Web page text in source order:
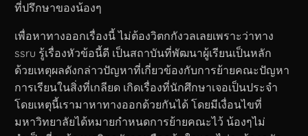
ที่ปรึกษาของน้องๆ
เพื่อหาทางออกเรื่องนี้ ไม่ต้องวิตกกังวลเลยเพราะว่าทาง
ssru รู้เรื่องหัวข้อนี้ดี เป็นสถาบันที่พัฒนาผู้เรียนเป็นหลัก
ด้วยเหตุผลดังกล่าวปัญหาที่เกี่ยวข้องกับการย้ายคณะปัญหา
การเรียนในสิ่งที่เกลียด เกิดเรื่องที่นักศึกษาเจอเป็นประจำ
โดยเหตุนี้เรามาหาทางออกด้วยกันได้ โดยมีเงื่อนไขที่
มหาวิทยาลัยได้หมายกำหนดการย้ายคณะไว้ น้องๆไม่